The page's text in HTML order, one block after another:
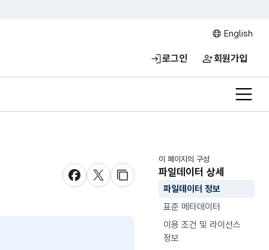
English
로그인 회원가입
전체
새창 열림새창 열림새창 열림
이 페이지의 구성
파일데이터 상세
파일데이터 정보
표준 메타데이터
이용 조건 및 라이선스
정보